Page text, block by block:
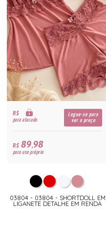
R$
para atacado
Logue-se para
ver o preço
R$89,98
para uso próprio
03804 - 03804 - SHORTDOLL EM
LIGANETE DETALHE EM RENDA